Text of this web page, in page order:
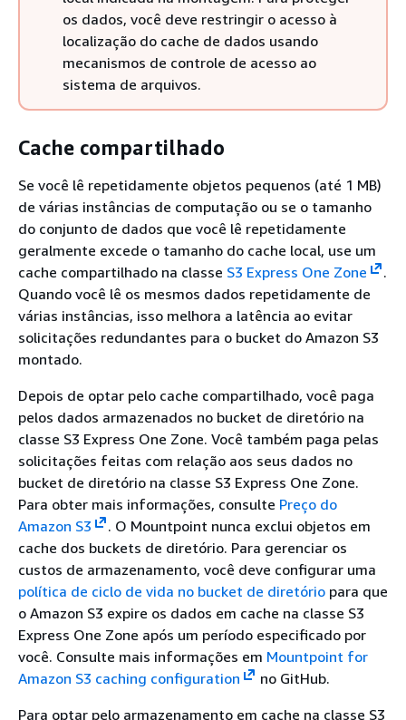
os dados, você deve restringir o acesso à
localização do cache de dados usando
mecanismos de controle de acesso ao
sistema de arquivos.
Cache compartilhado
Se você lê repetidamente objetos pequenos (até 1 MB)
de várias instâncias de computação ou se o tamanho
do conjunto de dados que você lê repetidamente
geralmente excede o tamanho do cache local, use um
cache compartilhado na classe S3 Express One Zone
.
Quando você lê os mesmos dados repetidamente de
várias instâncias, isso melhora a latência ao evitar
solicitações redundantes para o bucket do Amazon S3
montado.
Depois de optar pelo cache compartilhado, você paga
pelos dados armazenados no bucket de diretório na
classe S3 Express One Zone. Você também paga pelas
solicitações feitas com relação aos seus dados no
bucket de diretório na classe S3 Express One Zone.
Para obter mais informações, consulte Preço do
Amazon S3
. O Mountpoint nunca exclui objetos em
cache dos buckets de diretório. Para gerenciar os
custos de armazenamento, você deve configurar uma
política de ciclo de vida no bucket de diretório para que
o Amazon S3 expire os dados em cache na classe S3
Express One Zone após um período especificado por
você. Consulte mais informações em Mountpoint for
Amazon S3 caching configuration
no GitHub.
Para optar pelo armazenamento em cache na classe S3